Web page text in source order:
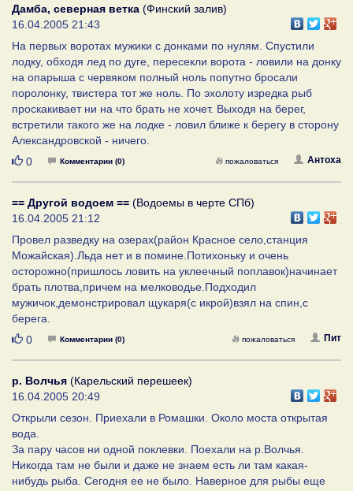
Дамба, северная ветка (Финский залив)
16.04.2005 21:43
На первых воротах мужики с донками по нулям. Спустили
лодку, обходя лед по дуге, пересекли ворота - ловили на донку
на опарыша с червяком полный ноль попутно бросали
поролонку, твистера тот же ноль. По эхолоту изредка рыб
проскакивает ни на что брать не хочет. Выходя на берег,
встретили такого же на лодке - ловил ближе к берегу в сторону
Александровской - ничего.
Нравится
0 Комментарии (0) Антоха
пожаловаться
== Другой водоем == (Водоемы в черте СПб)
16.04.2005 21:12
Провел разведку на озерах(район Красное село,станция
Можайская).Льда нет и в помине.Потихоньку и очень
осторожно(пришлось ловить на уклеечный поплавок)начинает
брать плотва,причем на мелководье.Подходил
мужичок,демонстрировал щукаря(с икрой)взял на спин,с
берега.
Нравится
0 Комментарии (0) Пит
пожаловаться
р. Волчья (Карельский перешеек)
16.04.2005 20:49
Открыли сезон. Приехали в Ромашки. Около моста открытая
вода.
За пару часов ни одной поклевки. Поехали на р.Волчья.
Никогда там не были и даже не знаем есть ли там какая-
нибудь рыба. Сегодня ее не было. Наверное для рыбы еще